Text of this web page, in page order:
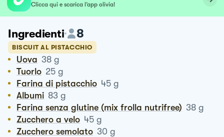
Clicca qui e scarica l’app olivia!
Ingredienti 8
BISCUIT AL PISTACCHIO
Uova 38 g
Tuorlo 25 g
Farina di pistacchio 45 g
Albumi 83 g
Farina senza glutine (mix frolla nutrifree) 38 g
Zucchero a velo 45 g
Zucchero semolato 30 g